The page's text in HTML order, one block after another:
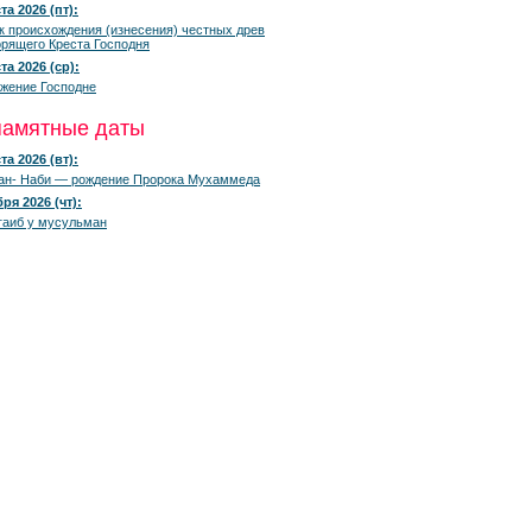
2026 (пт):
происхождения (изнесения) честных древ
Креста Господня
2026 (ср):
Господне
даты
2026 (вт):
Наби — рождение Пророка Мухаммеда
2026 (чт):
у мусульман